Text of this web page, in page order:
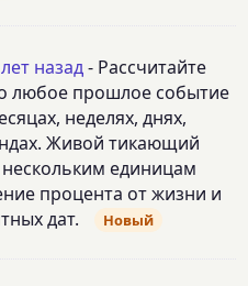
назад- Рассчитайте
любое прошлое событие
неделях, днях,
Живой тикающий
единицам
процента от жизни и
дат.
Новый